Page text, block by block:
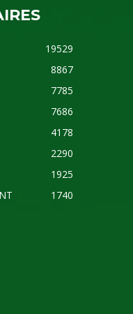
19529
8867
7785
7686
4178
2290
1925
1740